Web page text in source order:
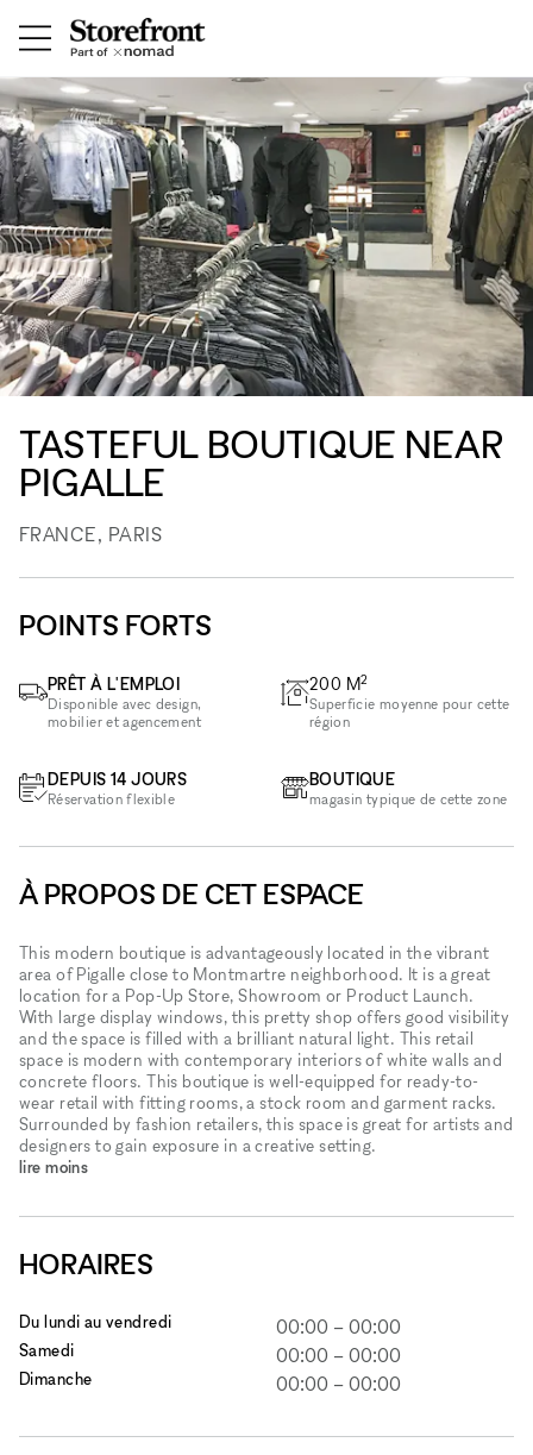
TASTEFUL BOUTIQUE NEAR
PIGALLE
FRANCE, PARIS
POINTS FORTS
PRÊT À L'EMPLOI
Disponible avec design,
mobilier et agencement
DEPUIS 14 JOURS
Réservation flexible
200 M2
Superficie moyenne pour cette
région
BOUTIQUE
magasin typique de cette zone
À PROPOS DE CET ESPACE
This modern boutique is advantageously located in the vibrant
area of Pigalle close to Montmartre neighborhood. It is a great
location for a Pop-Up Store, Showroom or Product Launch.
With large display windows, this pretty shop offers good visibility
and the space is filled with a brilliant natural light. This retail
space is modern with contemporary interiors of white walls and
concrete floors. This boutique is well-equipped for ready-to-
wear retail with fitting rooms, a stock room and garment racks.
Surrounded by fashion retailers, this space is great for artists and
designers to gain exposure in a creative setting.
lire moins
HORAIRES
Du lundi au vendredi 00:00 – 00:00
Samedi 00:00 – 00:00
Dimanche 00:00 – 00:00